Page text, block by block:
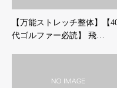
【万能ストレッチ整体】【
代ゴルファー必読】 飛…